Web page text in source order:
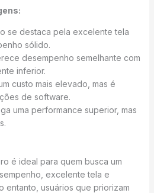
se destaca pela excelente tela
sólido.
desempenho semelhante com
inferior.
custo mais elevado, mas é
de software.
uma performance superior, mas
é ideal para quem busca um
excelente tela e
entanto, usuários que priorizam